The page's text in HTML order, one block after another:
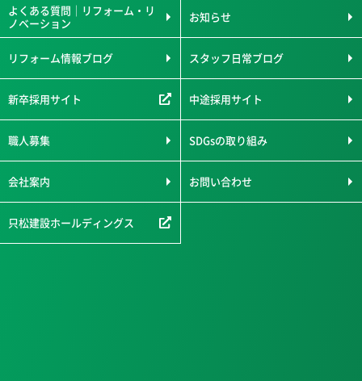
よくある質問｜リフォーム・リ
ノベーション
お知らせ
リフォーム情報ブログ スタッフ日常ブログ
新卒採用サイト 中途採用サイト
職人募集 SDGsの取り組み
会社案内 お問い合わせ
只松建設ホールディングス